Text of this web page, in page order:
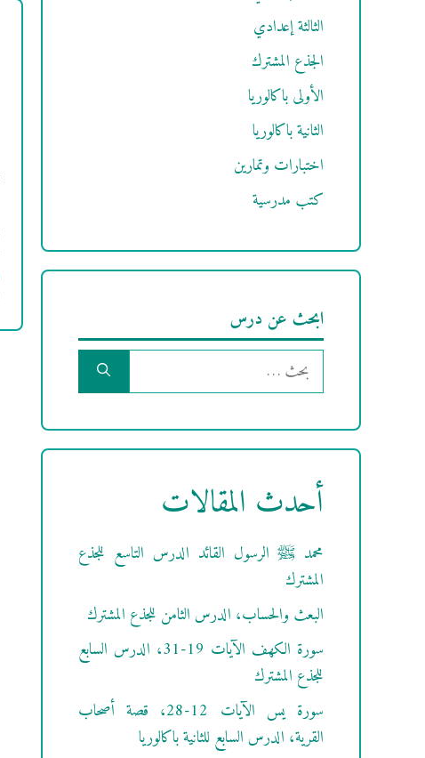
الثالثة إعدادي
الجذع المشترك
الأولى باكالوريا
الثانية باكالوريا
اختبارات وتمارين
كتب مدرسية
ابحث عن درس
البحث
عن:
أحدث المقالات
محمد ﷺ الرسول القائد الدرس التاسع للجذع
المشترك
البعث والحساب، الدرس الثامن للجذع المشترك
سورة الكهف الآيات 19-31، الدرس السابع
للجذع المشترك
سورة يس الآيات 12-28، قصة أصحاب
القرية، الدرس السابع للثانية باكالوريا